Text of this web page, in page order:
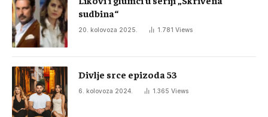
sudbina“
20. kolovoza 2025. 1.781 Views
Divlje srce epizoda 53
6. kolovoza 2024. 1.365 Views